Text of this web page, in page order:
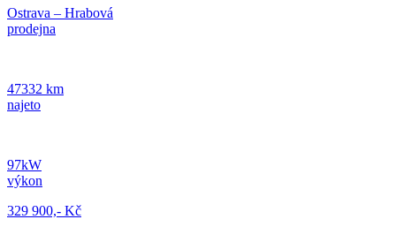
Ostrava – Hrabová
prodejna
47332 km
najeto
97kW
výkon
329 900,- Kč